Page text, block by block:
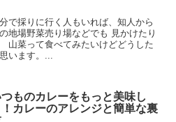
で採りに行く人もいれば、知人から
地場野菜売り場などでも 見かけたり
山菜って食べてみたいけどどうした
います。...
ものカレーをもっと美味し
！カレーのアレンジと簡単な裏